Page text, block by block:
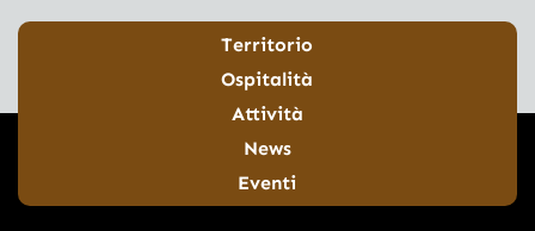
Territorio
Ospitalità
Attività
News
Eventi